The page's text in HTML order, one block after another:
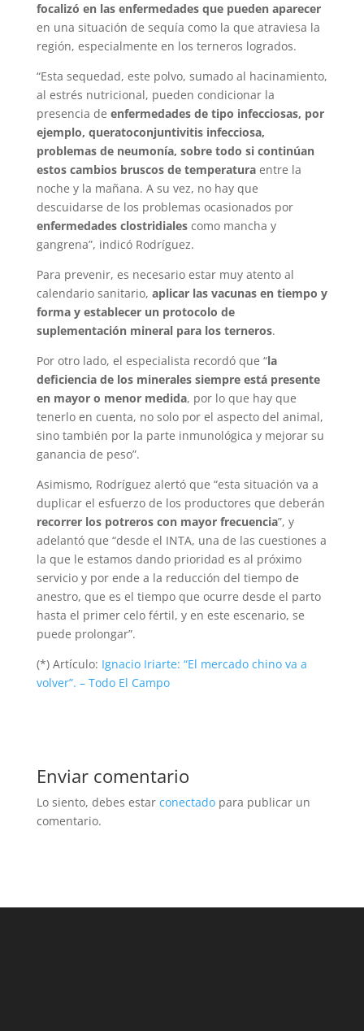
focalizó en las enfermedades que pueden aparecer
en una situación de sequía como la que atraviesa la
región, especialmente en los terneros logrados.
“Esta sequedad, este polvo, sumado al hacinamiento,
al estrés nutricional, pueden condicionar la
presencia de enfermedades de tipo infecciosas, por
ejemplo, queratoconjuntivitis infecciosa,
problemas de neumonía, sobre todo si continúan
estos cambios bruscos de temperaturaentre la
noche y la mañana. A su vez, no hay que
descuidarse de los problemas ocasionados por
enfermedades clostridialescomo mancha y
gangrena”, indicó Rodríguez.
Para prevenir, es necesario estar muy atento al
calendario sanitario, aplicar las vacunas en tiempo y
forma y establecer un protocolo de
suplementación mineral para los terneros.
Por otro lado, el especialista recordó que “la
deficiencia de los minerales siempre está presente
en mayor o menor medida, por lo que hay que
tenerlo en cuenta, no solo por el aspecto del animal,
sino también por la parte inmunológica y mejorar su
ganancia de peso”.
Asimismo, Rodríguez alertó que “esta situación va a
duplicar el esfuerzo de los productores que deberán
recorrer los potreros con mayor frecuencia”, y
adelantó que “desde el INTA, una de las cuestiones a
la que le estamos dando prioridad es al próximo
servicio y por ende a la reducción del tiempo de
anestro, que es el tiempo que ocurre desde el parto
hasta el primer celo fértil, y en este escenario, se
puede prolongar”.
(*) Artículo: Ignacio Iriarte: “El mercado chino va a
volver”. – Todo El Campo
Enviar comentario
Lo siento, debes estar conectadopara publicar un
comentario.